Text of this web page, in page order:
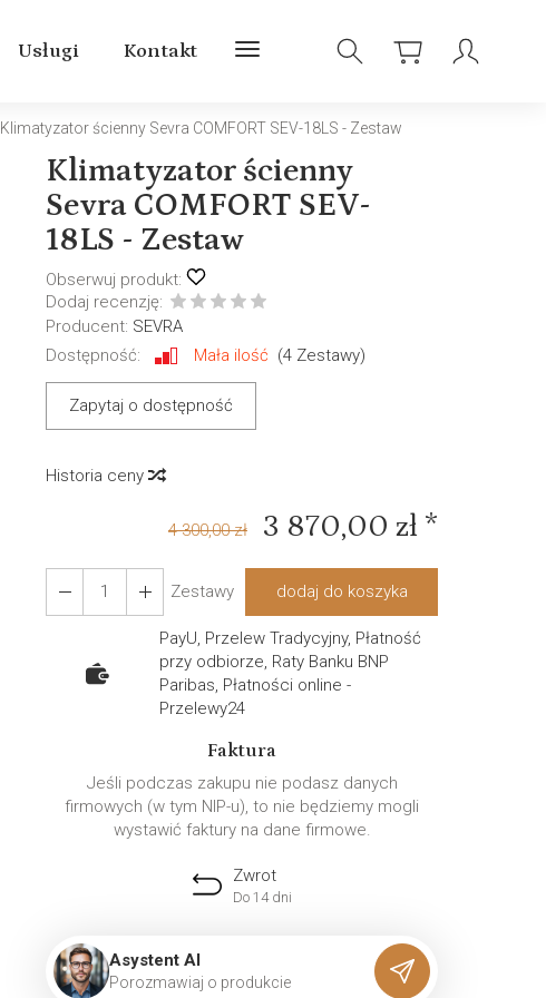
Usługi Kontakt
Klimatyzator ścienny Sevra COMFORT SEV-18LS - Zestaw
Klimatyzator ścienny
Sevra COMFORT SEV-
18LS - Zestaw
Obserwuj produkt:
Dodaj recenzję:
Producent: SEVRA
Dostępność:
Mała ilość (4 Zestawy)
Zapytaj o dostępność
Historia ceny
4 300,00 zł 3 870,00 zł *
Zestawy dodaj do koszyka
PayU, Przelew Tradycyjny, Płatność
przy odbiorze, Raty Banku BNP
Paribas, Płatności online -
Przelewy24
Faktura
Jeśli podczas zakupu nie podasz danych
firmowych (w tym NIP-u), to nie będziemy mogli
wystawić faktury na dane firmowe.
Zwrot
Do 14 dni
Asystent AI
Porozmawiaj o produkcie